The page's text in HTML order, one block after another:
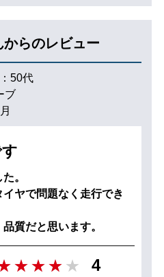
からのレビュー
50代
ブ
。
ヤで問題なく走行でき
質だと思います。
4